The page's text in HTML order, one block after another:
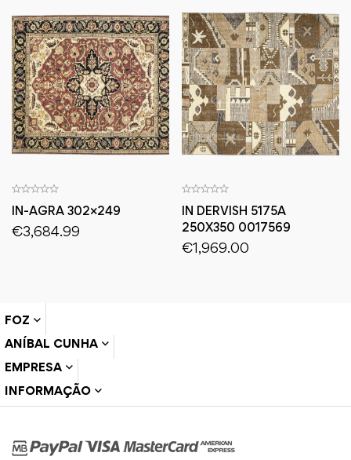
IN-AGRA 302×249
€3,684.99
IN DERVISH 5175A
250X350 0017569
€1,969.00
FOZ
ANÍBAL CUNHA
EMPRESA
INFORMAÇÃO